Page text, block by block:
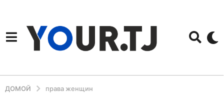
ДОМОЙ права женщин